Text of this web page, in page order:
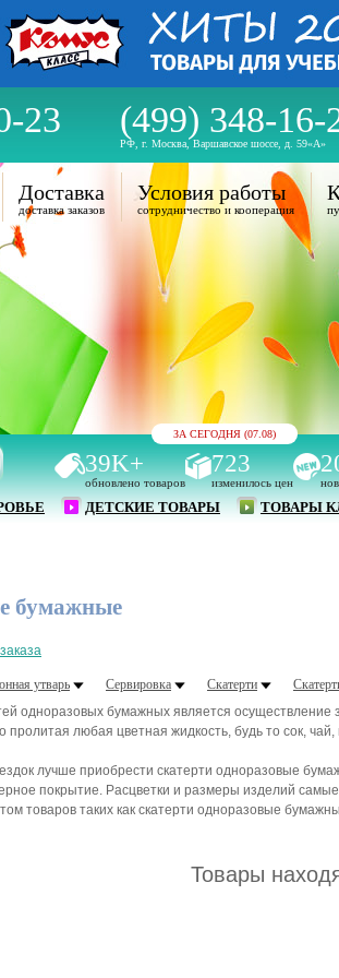
23 (499) 348-16-
РФ, г. Москва, Варшавское шоссе, д. 59«А»
ЗА СЕГОДНЯ (07.08)
39K+
обновлено товаров
723
изменилось цен
ДЕТСКИЕ ТОВАРЫ ТОВАРЫ
Доставка
доставка заказов
Условия работы
сотрудничество и кооперация
бумажные
утварь Сервировка Скатерти
одноразовых бумажных является осуществление
пролитая любая цветная жидкость, будь то сок,
лучше приобрести скатерти одноразовые
покрытие. Расцветки и размеры изделий
товаров таких как скатерти одноразовые
Товары